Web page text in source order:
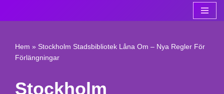
innehåll
Hem » Stockholm Stadsbibliotek Låna Om – Nya Regler För
Förlängningar
Stockholm